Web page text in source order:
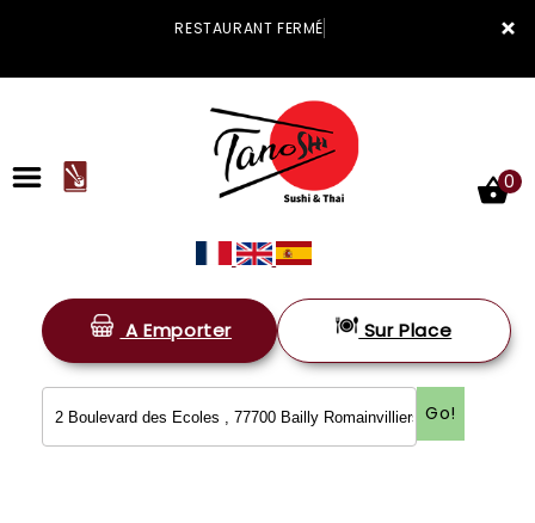
×
RESTAURANT FERMÉ
ACCUEIL
LA CARTE
0
A Emporter Sur Place
Go!